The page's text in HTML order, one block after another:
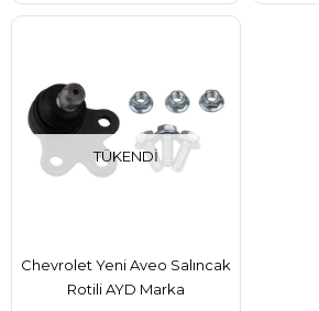
TÜKENDI
Chevrolet Yeni Aveo Salıncak
Rotili AYD Marka